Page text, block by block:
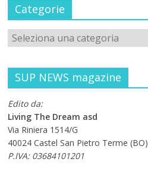
Categorie
SUP NEWS magazine
Edito da:
Living The Dream asd
Via Riniera 1514/G
40024 Castel San Pietro Terme (BO)
P.IVA: 03684101201